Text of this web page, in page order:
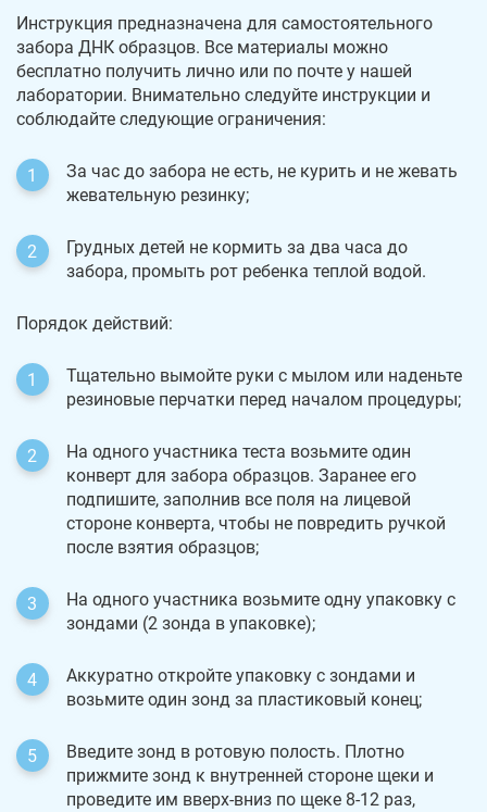
Инструкция предназначена для самостоятельного
забора ДНК образцов. Все материалы можно
бесплатно получить лично или по почте у нашей
лаборатории. Внимательно следуйте инструкции и
соблюдайте следующие ограничения:
За час до забора не есть, не курить и не жевать
жевательную резинку;
Грудных детей не кормить за два часа до
забора, промыть рот ребенка теплой водой.
Порядок действий:
Тщательно вымойте руки с мылом или наденьте
резиновые перчатки перед началом процедуры;
На одного участника теста возьмите один
конверт для забора образцов. Заранее его
подпишите, заполнив все поля на лицевой
стороне конверта, чтобы не повредить ручкой
после взятия образцов;
На одного участника возьмите одну упаковку с
зондами (2 зонда в упаковке);
Аккуратно откройте упаковку с зондами и
возьмите один зонд за пластиковый конец;
Введите зонд в ротовую полость. Плотно
прижмите зонд к внутренней стороне щеки и
проведите им вверх-вниз по щеке 8-12 раз,